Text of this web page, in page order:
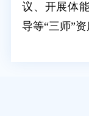
议、开展体
导等“三师”资